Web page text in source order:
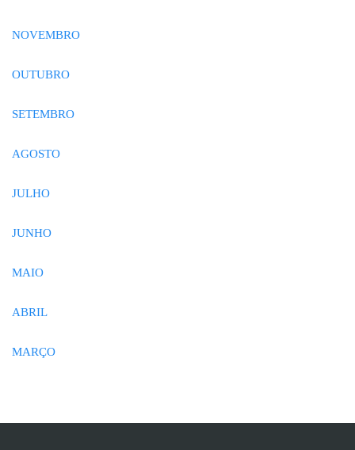
NOVEMBRO
OUTUBRO
SETEMBRO
AGOSTO
JULHO
JUNHO
MAIO
ABRIL
MARÇO